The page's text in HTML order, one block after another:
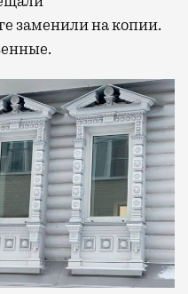
заменили на копии.